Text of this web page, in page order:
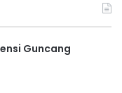
Guncang